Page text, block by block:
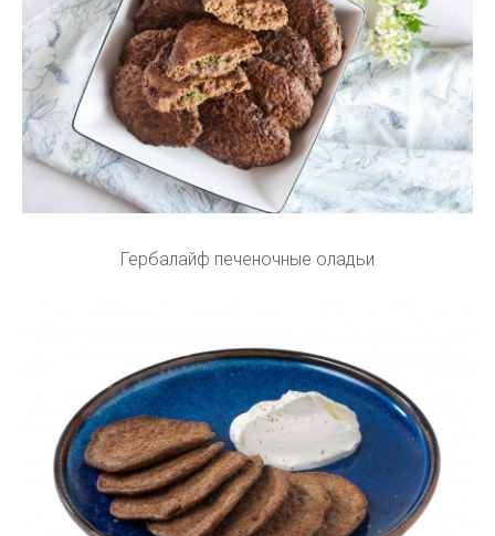
Гербалайф печеночные оладьи